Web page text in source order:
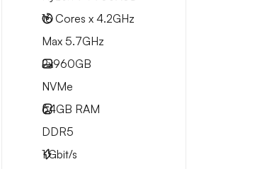
16 Cores x 4.2GHz
Max 5.7GHz
2x960GB
NVMe
64GB RAM
DDR5
1Gbit/s